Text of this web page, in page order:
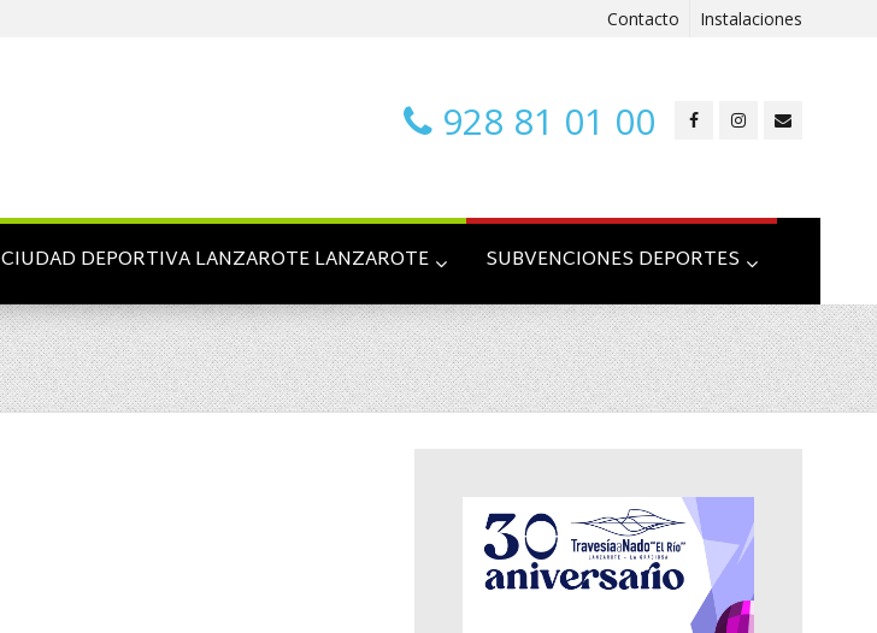
Contacto Instalaciones
928 81 01 00
CIUDAD DEPORTIVA LANZAROTE LANZAROTE SUBVENCIONES DEPORTES